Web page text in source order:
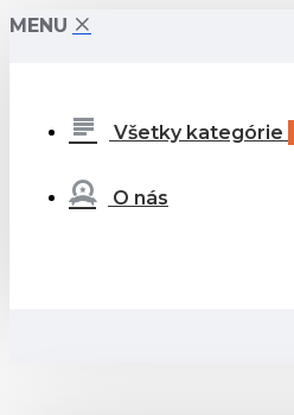
MENU
Všetky kategórie
O nás